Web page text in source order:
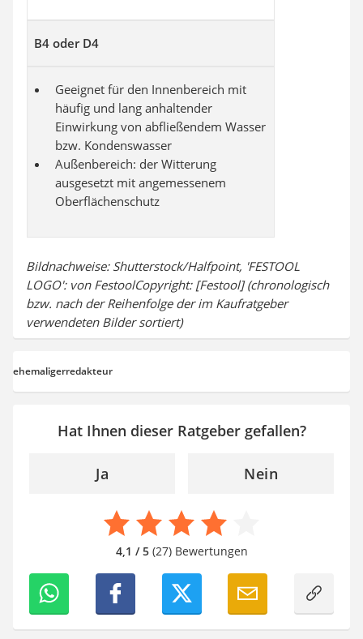
B4 oder D4
Geeignet für den Innenbereich mit
häufig und lang anhaltender
Einwirkung von abfließendem Wasser
bzw. Kondenswasser
Außenbereich: der Witterung
ausgesetzt mit angemessenem
Oberflächenschutz
Bildnachweise: Shutterstock/Halfpoint, 'FESTOOL
LOGO': von FestoolCopyright: [Festool] (chronologisch
bzw. nach der Reihenfolge der im Kaufratgeber
verwendeten Bilder sortiert)
ehemaligerredakteur
Hat Ihnen dieser Ratgeber gefallen?
Ja Nein
4,1 / 5(27) Bewertungen